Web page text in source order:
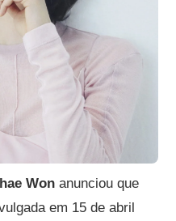
Won anunciou que
em 15 de abril